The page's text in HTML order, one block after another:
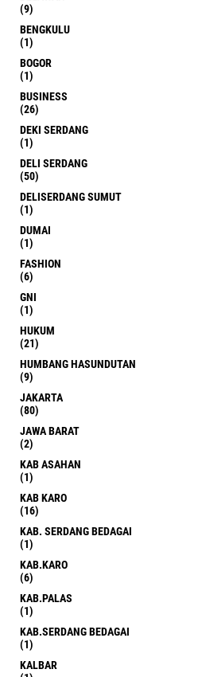
(9)
BENGKULU
(1)
BOGOR
(1)
BUSINESS
(26)
DEKI SERDANG
(1)
DELI SERDANG
(50)
DELISERDANG SUMUT
(1)
DUMAI
(1)
FASHION
(6)
GNI
(1)
HUKUM
(21)
HUMBANG HASUNDUTAN
(9)
JAKARTA
(80)
JAWA BARAT
(2)
KAB ASAHAN
(1)
KAB KARO
(16)
KAB. SERDANG BEDAGAI
(1)
KAB.KARO
(6)
KAB.PALAS
(1)
KAB.SERDANG BEDAGAI
(1)
KALBAR